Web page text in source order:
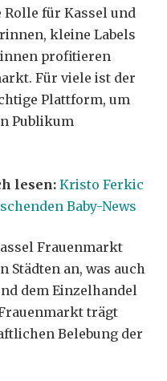
für Kassel und
kleine Labels
profitieren
Für viele ist der
Plattform, um
Publikum
lesen:Kristo Ferkic
Baby-News
Frauenmarkt
Städten an, was auch
dem Einzelhandel
trägt
Belebung der